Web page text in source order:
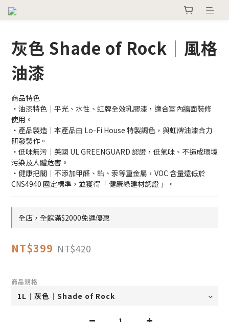
灰色 Shade of Rock｜風格
油漆
商品特色
・油漆特色｜平光、水性、虹牌全效乳膠漆，適合室內牆面裝修
使用。
・產品製造｜本產品由 Lo-Fi House 特製調色，與虹牌油漆合力
研發製作。
・低味無污｜美國 UL GREENGUARD 認證，低氣味、不造成環境
污染及人體危害。
・健康把關｜不添加甲醛、鉛、汞等重金屬，VOC 含量遠低於
CNS4940 國定標準，並獲得「 健康綠建材認證 」。
全店，全館滿$2000免運優惠
NT$399 NT$420
商品規格